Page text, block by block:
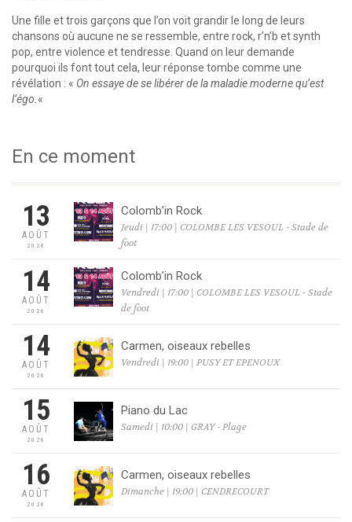
Une fille et trois garçons que l’on voit grandir le long de leurs
chansons où aucune ne se ressemble, entre rock, r’n’b et synth
pop, entre violence et tendresse. Quand on leur demande
pourquoi ils font tout cela, leur réponse tombe comme une
révélation : « On essaye de se libérer de la maladie moderne qu’est
l’égo. «
En ce moment
13
AOÛT
2026
Colomb’in Rock
Jeudi | 17:00 | COLOMBE LES VESOUL - Stade de
foot
14
AOÛT
2026
Colomb’in Rock
Vendredi | 17:00 | COLOMBE LES VESOUL - Stade
de foot
14
AOÛT
2026
Carmen, oiseaux rebelles
Vendredi | 19:00 | PUSY ET EPENOUX
15
AOÛT
2026
Piano du Lac
Samedi | 10:00 | GRAY - Plage
16
AOÛT
2026
Carmen, oiseaux rebelles
Dimanche | 19:00 | CENDRECOURT